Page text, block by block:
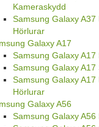
Kameraskydd
Samsung Galaxy
Hörlurar
Galaxy A17
Samsung Galaxy A17
Samsung Galaxy A17
Samsung Galaxy
Hörlurar
Galaxy A56
Samsung Galaxy A56